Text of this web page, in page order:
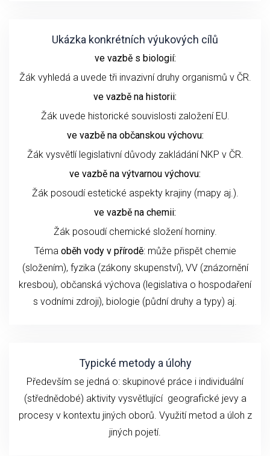
Ukázka konkrétních výukových cílů
ve vazbě s biologií:
Žák vyhledá a uvede tři invazivní druhy organismů v ČR.
ve vazbě na historii:
Žák uvede historické souvislosti založení EU.
ve vazbě na občanskou výchovu:
Žák vysvětlí legislativní důvody zakládání NKP v ČR.
ve vazbě na výtvarnou výchovu:
Žák posoudí estetické aspekty krajiny (mapy aj.).
ve vazbě na chemii:
Žák posoudí chemické složení horniny.
Téma oběh vody v přírodě: může přispět chemie
(složením), fyzika (zákony skupenství), VV (znázornění
kresbou), občanská výchova (legislativa o hospodaření
s vodními zdroji), biologie (půdní druhy a typy) aj.
Typické metody a úlohy
Především se jedná o: skupinové práce i individuální
(střednědobé) aktivity vysvětlující geografické jevy a
procesy v kontextu jiných oborů. Využití metod a úloh z
jiných pojetí.